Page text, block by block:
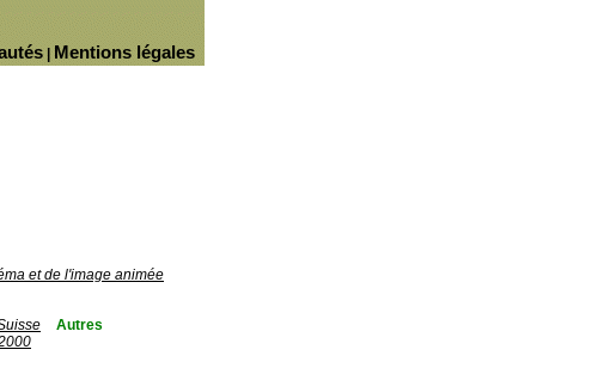
Mentions légales
et de l'image animée
Autres